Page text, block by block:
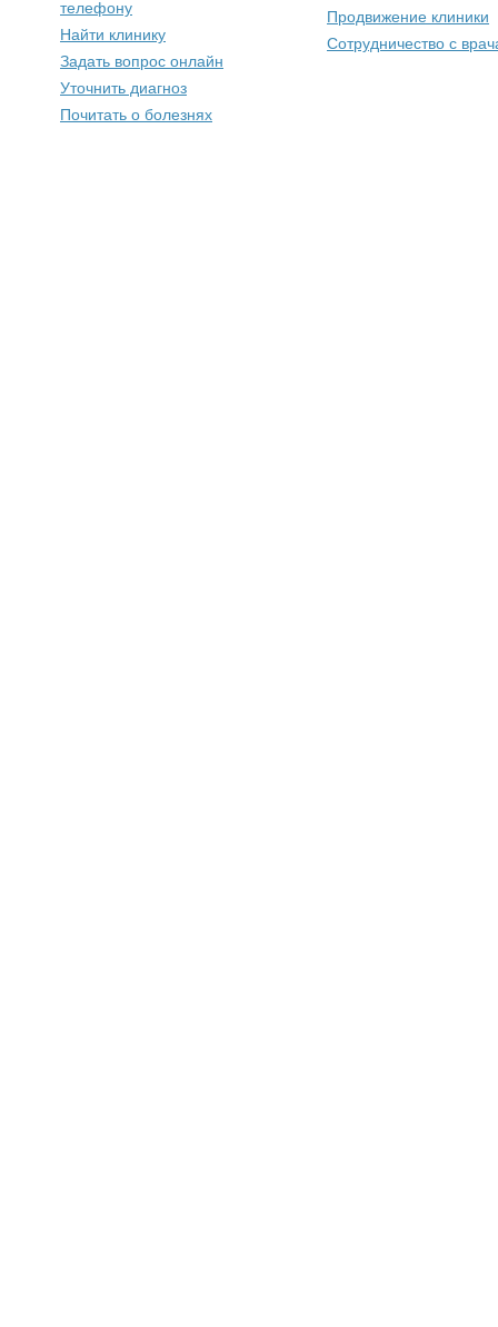
телефону
Найти клинику
Задать вопрос онлайн
Уточнить диагноз
Почитать о болезнях
Продвижение клиники
Сотрудничество с